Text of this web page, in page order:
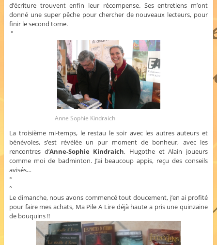
d’écriture trouvent enfin leur récompense. Ses entretiens m’ont
donné une super pêche pour chercher de nouveaux lecteurs, pour
finir le second tome.
°
Anne Sophie Kindraich
La troisième mi-temps, le restau le soir avec les autres auteurs et
bénévoles, s’est révélée un pur moment de bonheur, avec les
rencontres d’Anne-Sophie Kindraich, Hugothe et Alain joueurs
comme moi de badminton. J’ai beaucoup appis, reçu des conseils
avisés…
°
°
Le dimanche, nous avons commencé tout doucement, j’en ai profité
pour faire mes achats, Ma Pile A Lire déjà haute a pris une quinzaine
de bouquins !!